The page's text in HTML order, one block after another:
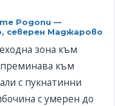
Родопи —
северен Маджарово
зона към
към
с пукнатинни
с умерен до